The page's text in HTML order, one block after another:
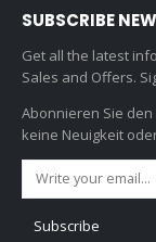
SUBSCRIBE
Get all the latest
Sales and Offers.
Abonnieren Sie
keine Neuigkeit